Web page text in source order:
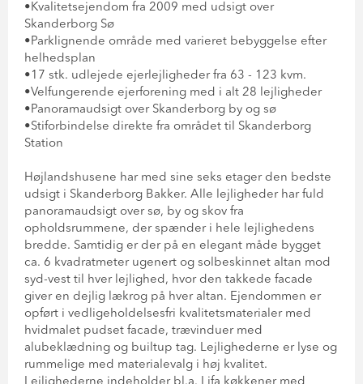
•Kvalitetsejendom fra 2009 med udsigt over
Skanderborg Sø
•Parklignende område med varieret bebyggelse efter
helhedsplan
•17 stk. udlejede ejerlejligheder fra 63 - 123 kvm.
•Velfungerende ejerforening med i alt 28 lejligheder
•Panoramaudsigt over Skanderborg by og sø
•Stiforbindelse direkte fra området til Skanderborg
Station
Højlandshusene har med sine seks etager den bedste
udsigt i Skanderborg Bakker. Alle lejligheder har fuld
panoramaudsigt over sø, by og skov fra
opholdsrummene, der spænder i hele lejlighedens
bredde. Samtidig er der på en elegant måde bygget
ca. 6 kvadratmeter ugenert og solbeskinnet altan mod
syd-vest til hver lejlighed, hvor den takkede facade
giver en dejlig lækrog på hver altan. Ejendommen er
opført i vedligeholdelsesfri kvalitetsmaterialer med
hvidmalet pudset facade, trævinduer med
alubeklædning og builtup tag. Lejlighederne er lyse og
rummelige med materialevalg i høj kvalitet.